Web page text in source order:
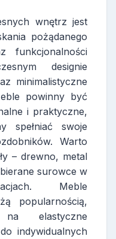
wnętrz jest
pożądanego
funkcjonalności
designie
minimalistyczne
powinny być
i praktyczne,
spełniać swoje
Warto
– drewno, metal
surowce w
Meble
popularnością,
elastyczne
indywidualnych